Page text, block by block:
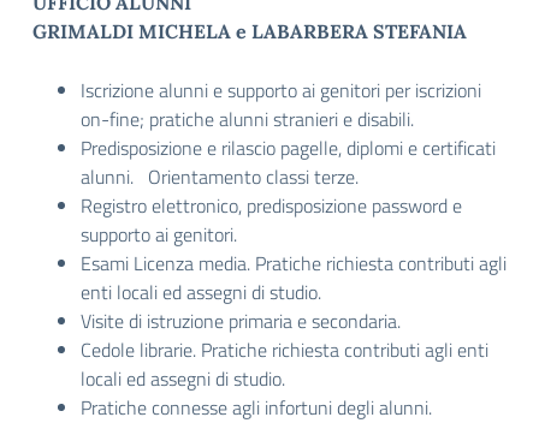
GRIMALDI MICHELA e LABARBERA STEFANIA
Iscrizione alunni e supporto ai genitori per iscrizioni
on-fine; pratiche alunni stranieri e disabili.
Predisposizione e rilascio pagelle, diplomi e certificati
alunni. Orientamento classi terze.
Registro elettronico, predisposizione password e
supporto ai genitori.
Esami Licenza media. Pratiche richiesta contributi agli
enti locali ed assegni di studio.
Visite di istruzione primaria e secondaria.
Cedole librarie. Pratiche richiesta contributi agli enti
locali ed assegni di studio.
Pratiche connesse agli infortuni degli alunni.